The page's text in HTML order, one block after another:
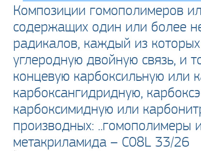
Композиции гомополимеров
содержащих один или более
радикалов, каждый из
углеродную двойную связь, и
концевую карбоксильную или
карбоксангидридную,
карбоксимидную или
производных:
метакриламида – C08L 33/26